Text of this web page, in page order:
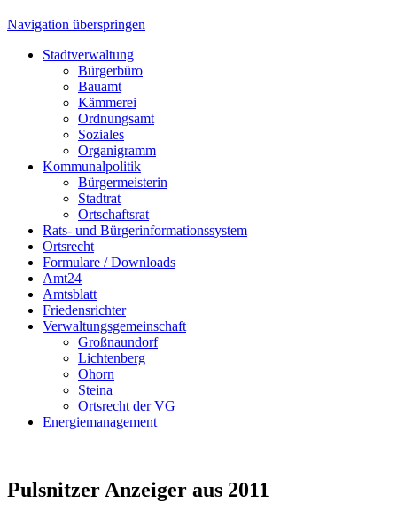
Navigation überspringen
Stadtverwaltung
Bürgerbüro
Bauamt
Kämmerei
Ordnungsamt
Soziales
Organigramm
Kommunalpolitik
Bürgermeisterin
Stadtrat
Ortschaftsrat
Rats- und Bürgerinformationssystem
Ortsrecht
Formulare / Downloads
Amt24
Amtsblatt
Friedensrichter
Verwaltungsgemeinschaft
Großnaundorf
Lichtenberg
Ohorn
Steina
Ortsrecht der VG
Energiemanagement
Pulsnitzer Anzeiger aus 2011